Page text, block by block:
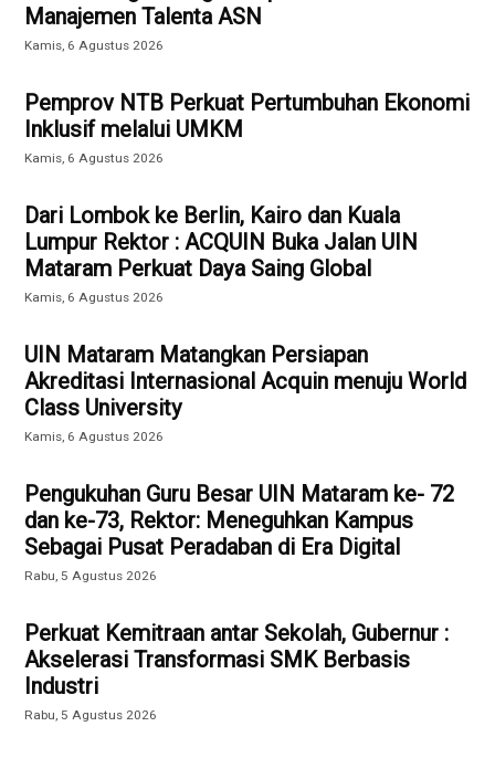
Manajemen Talenta ASN
Kamis, 6 Agustus 2026
Pemprov NTB Perkuat Pertumbuhan Ekonomi
Inklusif melalui UMKM
Kamis, 6 Agustus 2026
Dari Lombok ke Berlin, Kairo dan Kuala
Lumpur Rektor : ACQUIN Buka Jalan UIN
Mataram Perkuat Daya Saing Global
Kamis, 6 Agustus 2026
UIN Mataram Matangkan Persiapan
Akreditasi Internasional Acquin menuju World
Class University
Kamis, 6 Agustus 2026
Pengukuhan Guru Besar UIN Mataram ke- 72
dan ke-73, Rektor: Meneguhkan Kampus
Sebagai Pusat Peradaban di Era Digital
Rabu, 5 Agustus 2026
Perkuat Kemitraan antar Sekolah, Gubernur :
Akselerasi Transformasi SMK Berbasis
Industri
Rabu, 5 Agustus 2026